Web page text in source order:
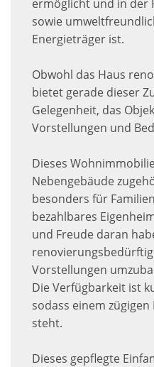
ermöglicht und in der
sowie
Energieträger ist.
Obwohl das Haus
bietet gerade dieser
Gelegenheit, das
Vorstellungen und
Dieses
Nebengebäude
besonders für
bezahlbares
und Freude daran
Vorstellungen
Die Verfügbarkeit ist
sodass einem
steht.
Dieses gepflegte